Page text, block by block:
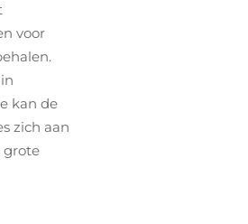
voor
kan de
zich aan
grote